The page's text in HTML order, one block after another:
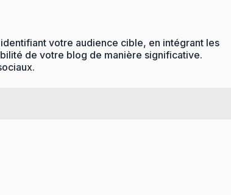
votre audience cible, en intégrant les
de votre blog de manière significative.